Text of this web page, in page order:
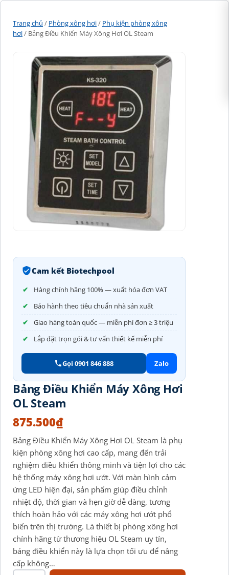
Trang chủ / Phòng xông hơi/ Phụ kiện phòng xông
hơi/ Bảng Điều Khiển Máy Xông Hơi OL Steam
Cam kết Biotechpool
Hàng chính hãng 100% — xuất hóa đơn VAT
Bảo hành theo tiêu chuẩn nhà sản xuất
Giao hàng toàn quốc — miễn phí đơn ≥ 3 triệu
Lắp đặt trọn gói & tư vấn thiết kế miễn phí
Gọi 0901 846 888 Zalo
Bảng Điều Khiển Máy Xông Hơi
OL Steam
875.500₫
Bảng Điều Khiển Máy Xông Hơi OL Steam là phụ
kiện phòng xông hơi cao cấp, mang đến trải
nghiệm điều khiển thông minh và tiện lợi cho các
hệ thống máy xông hơi ướt. Với màn hình cảm
ứng LED hiện đại, sản phẩm giúp điều chỉnh
nhiệt độ, thời gian và hẹn giờ dễ dàng, tương
thích hoàn hảo với các máy xông hơi ướt phổ
biến trên thị trường. Là thiết bị phòng xông hơi
chính hãng từ thương hiệu OL Steam uy tín,
bảng điều khiển này là lựa chọn tối ưu để nâng
cấp không…